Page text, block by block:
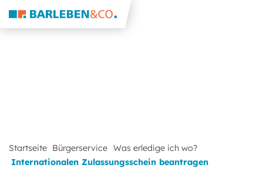
Startseite Bürgerservice Was erledige ich wo?
Internationalen Zulassungsschein beantragen